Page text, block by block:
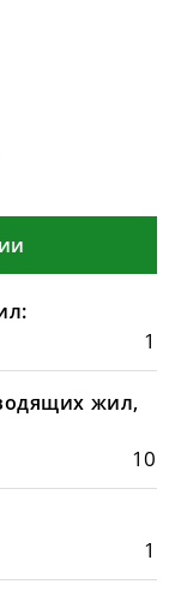
1
жил,
10
1